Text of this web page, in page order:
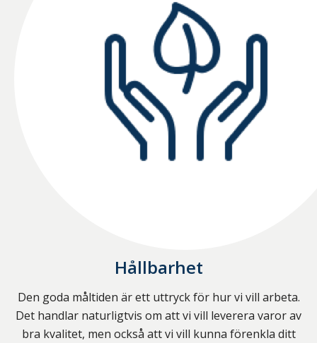
Hållbarhet
Den goda måltiden är ett uttryck för hur vi vill arbeta.
Det handlar naturligtvis om att vi vill leverera varor av
bra kvalitet, men också att vi vill kunna förenkla ditt